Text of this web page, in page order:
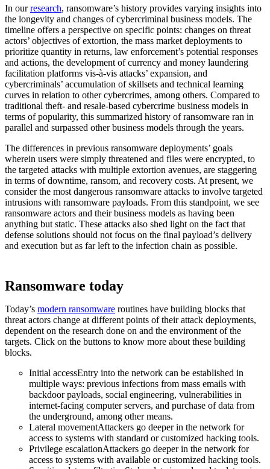
In ourresearch, ransomware’s history provides varying insights into
the longevity and changes of cybercriminal business models. The
timeline offers a perspective on specific points: changes on threat
actors’ objectives of extortion, the mass market deployments to
prioritize quantity in returns, law enforcement’s potential responses
and actions, the development of currency and money laundering
facilitation platforms vis-à-vis attacks’ expansion, and
cybercriminals’ accumulation of skillsets and technical learning
curves in relation to other cybercrimes, among others. Compared to
traditional theft- and resale-based cybercrime business models in
terms of popularity, this summarized history of ransomware ran in
parallel and surpassed other business models through the years.
The differences in previous ransomware deployments’ goals
wherein users were simply threatened and files were encrypted, to
the targeted attacks with multiple extortion avenues, are staggering
in terms of downtime, ransom, and recovery costs. At present, we
consider the most dangerous ransomware attacks to involve targeted
intrusions with ransomware payloads. From this standpoint, we see
ransomware actors and their business models as having been
anything but static. These attacks also shed light on the fact that
defense solutions should not focus on the final payload’s delivery
and execution but as far left to the infection chain as possible.
Ransomware today
Today’s modern ransomware routines have building blocks that
threat actors change at different points of their attack deployments,
dependent on the research done on and the environment of the
targets. Click on the buttons to know more about these building
blocks.
Initial accessEntry into the network can be established in
multiple ways: previous infections from mass emails with
backdoor payloads, social engineering, vulnerabilities in
internet-facing computer servers, and purchase of data from
the underground, among other means.
Lateral movementAttackers go deeper in the network for
access to systems with standard or customized hacking tools.
Privilege escalationAttackers go deeper in the network for
access to systems with available or customized hacking tools.